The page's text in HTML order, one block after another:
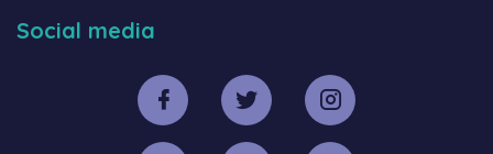
Social media